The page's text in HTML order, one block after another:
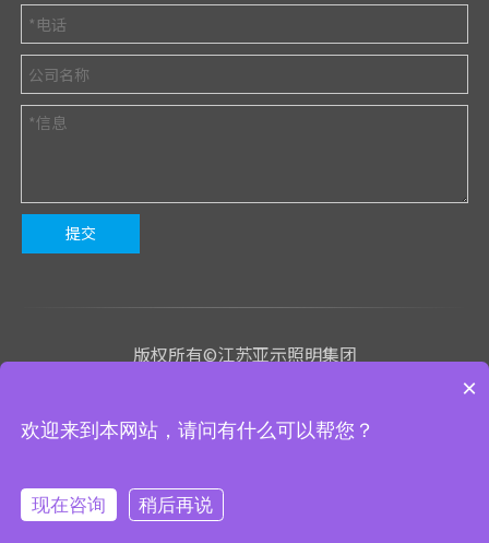
ysnx@yaships.com
+86-519-88609911
提交
版权所有©江苏亚示照明集团
We use cookies to enable all functionalities for best
Continued use of our website without having changed your
browser settings confirms your acceptance of these cookies.
×
欢迎来到本网站，请问有什么可以帮您？
现在咨询 稍后再说